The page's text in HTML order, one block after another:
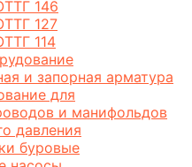
146
127
114
и запорная арматура
для
и манифольдов
давления
буровые